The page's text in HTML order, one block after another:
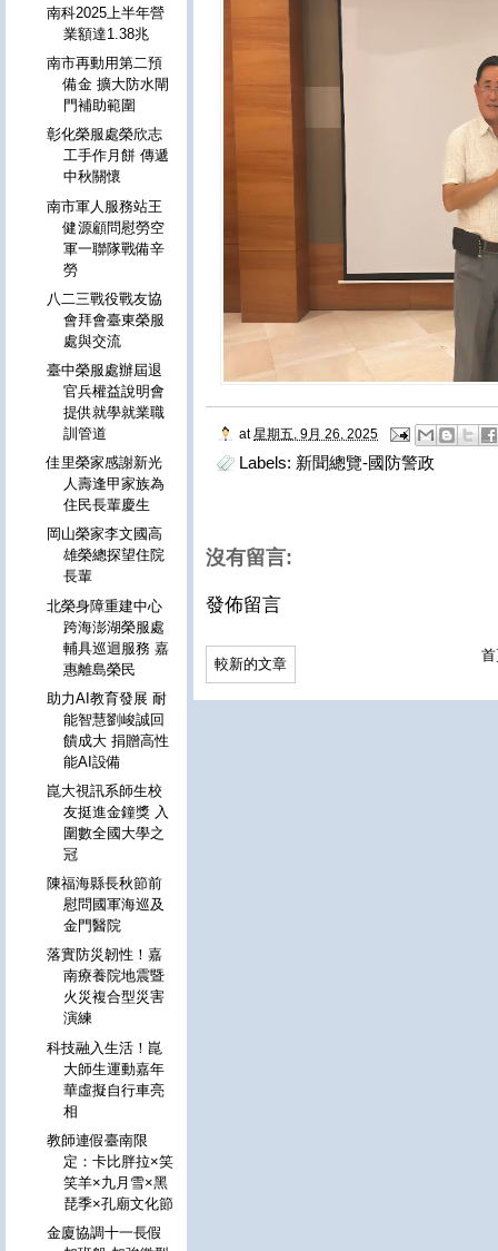
at 星期五, 9月 26, 2025
Labels: 新聞總覽-國防警政
沒有留言:
發佈留言
較新的文章
南科2025上半年營
業額達1.38兆
南市再動用第二預
備金 擴大防水閘
門補助範圍
彰化榮服處榮欣志
工手作月餅 傳遞
中秋關懷
南市軍人服務站王
健源顧問慰勞空
軍一聯隊戰備辛
勞
八二三戰役戰友協
會拜會臺東榮服
處與交流
臺中榮服處辦屆退
官兵權益說明會
提供就學就業職
訓管道
佳里榮家感謝新光
人壽逢甲家族為
住民長輩慶生
岡山榮家李文國高
雄榮總探望住院
長輩
北榮身障重建中心
跨海澎湖榮服處
輔具巡迴服務 嘉
惠離島榮民
助力AI教育發展 耐
能智慧劉峻誠回
饋成大 捐贈高性
能AI設備
崑大視訊系師生校
友挺進金鐘獎 入
圍數全國大學之
冠
陳福海縣長秋節前
慰問國軍海巡及
金門醫院
落實防災韌性！嘉
南療養院地震暨
火災複合型災害
演練
科技融入生活！崑
大師生運動嘉年
華虛擬自行車亮
相
教師連假臺南限
定：卡比胖拉×笑
笑羊×九月雪×黑
琵季×孔廟文化節
金廈協調十一長假